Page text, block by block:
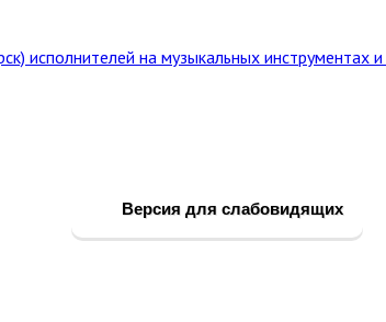
исполнителей на музыкальных инструментах
Версия для слабовидящих